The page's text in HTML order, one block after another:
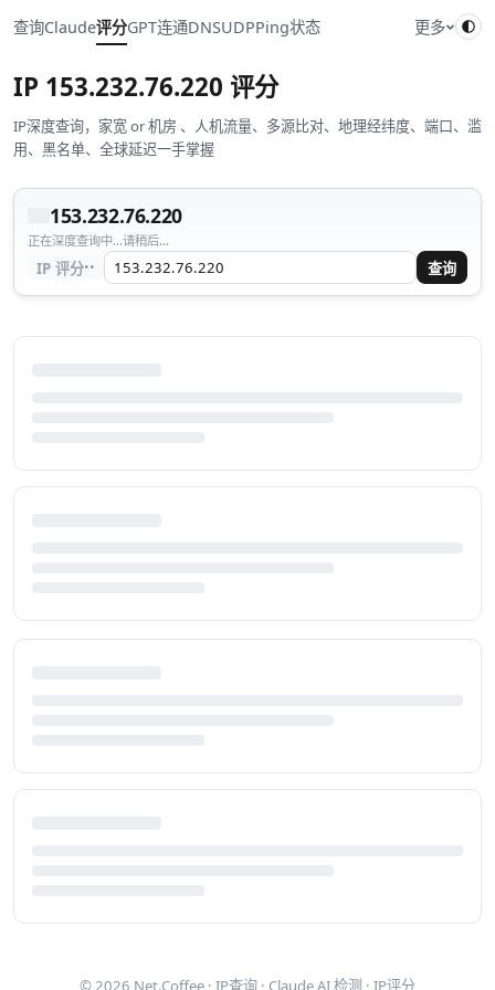
查询Claude评分GPT连通DNSUDPPing状态 更多
IP 153.232.76.220 评分
IP深度查询，家宽 or 机房 、人机流量、多源比对、地理经纬度、端口、滥
用、黑名单、全球延迟一手掌握
153.232.76.220
正在深度查询中...请稍后...
IP 评分·· 查询
© 2026 Net.Coffee · IP查询 · Claude AI 检测 · IP评分